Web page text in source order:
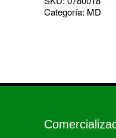
Categoría: MD